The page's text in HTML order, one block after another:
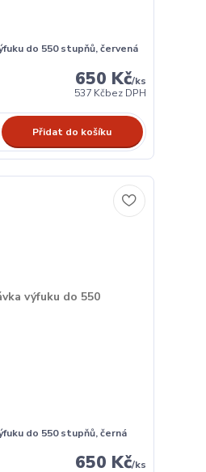
do 550 stupňů, červená
650 Kč/ks
537 Kčbez DPH
Přidat do košíku
do 550 stupňů, černá
650 Kč/ks